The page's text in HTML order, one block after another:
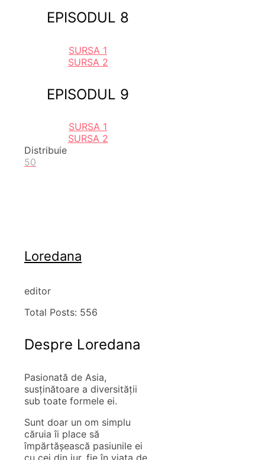
EPISODUL 8
SURSA 1
SURSA 2
EPISODUL 9
SURSA 1
SURSA 2
Distribuie
50
Loredana
editor
Total Posts: 556
Despre Loredana
Pasionată de Asia,
susţinătoare a diversităţii
sub toate formele ei.
Sunt doar un om simplu
căruia îi place să
împărtăşească pasiunile ei
cu cei din jur, fie în viaţa de